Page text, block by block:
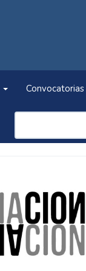
Convocatorias